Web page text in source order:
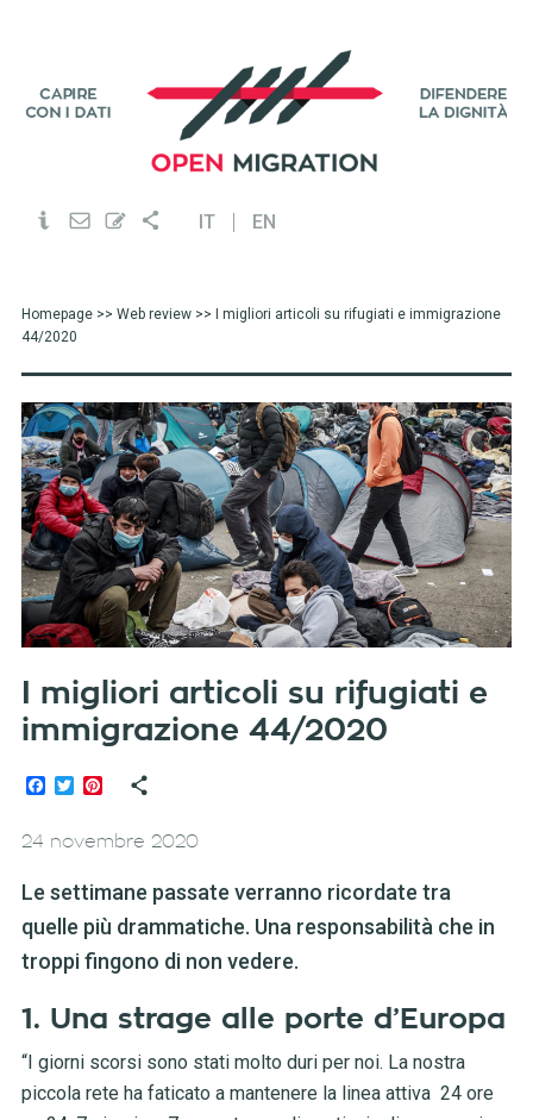
IT EN
Homepage>> Web review>> I migliori articoli su rifugiati e immigrazione
44/2020
I migliori articoli su rifugiati e
immigrazione 44/2020
Facebook
TwitterPinterest
24 novembre 2020
Le settimane passate verranno ricordate tra
quelle più drammatiche. Una responsabilità che in
troppi fingono di non vedere.
1. Una strage alle porte d’Europa
“I giorni scorsi sono stati molto duri per noi. La nostra
piccola rete ha faticato a mantenere la linea attiva 24 ore